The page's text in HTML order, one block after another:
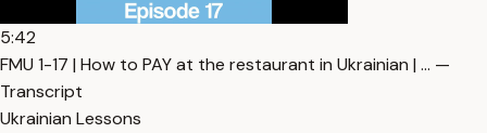
5:42
FMU 1-17 | How to PAY at the restaurant in Ukrainian | … —
Transcript
Ukrainian Lessons